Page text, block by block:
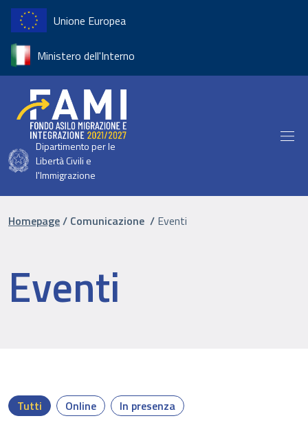
Salta al contenuto principale
Unione Europea
Ministero dell'Interno
Dipartimento per le
Libertà Civili e
l'Immigrazione
Briciole di pane
Homepage Comunicazione Eventi
Eventi
Tutti Online In presenza